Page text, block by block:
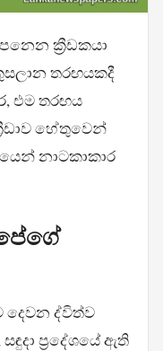
ක්‍රීඩකයා
තරඟයකදී
එම තරඟය
හේතුවෙන්
නාටකාකාර
දෙවන ද්විත්ව
ප්‍රදේශයේ ඇති